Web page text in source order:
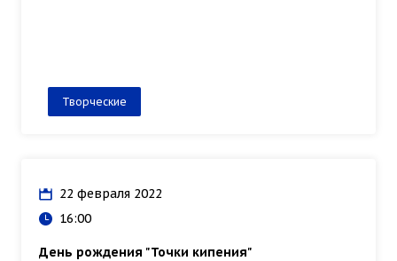
Творческие
22 февраля 2022
16:00
День рождения "Точки кипения"